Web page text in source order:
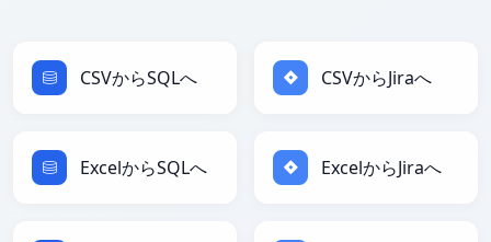
CSVからSQLへ CSVからJiraへ
ExcelからSQLへ ExcelからJiraへ